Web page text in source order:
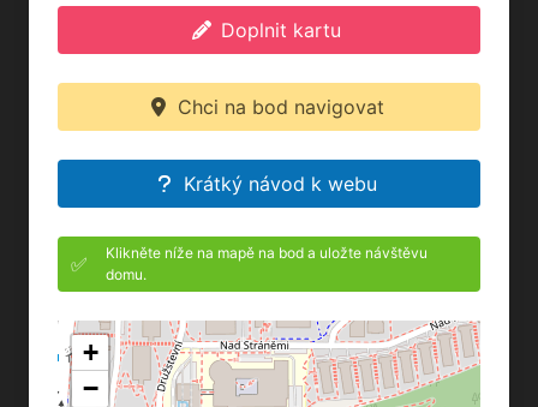
Doplnit kartu
Chci na bod navigovat
Krátký návod k webu
✅
Klikněte níže na mapě na bod a uložte návštěvu
domu.
+
−